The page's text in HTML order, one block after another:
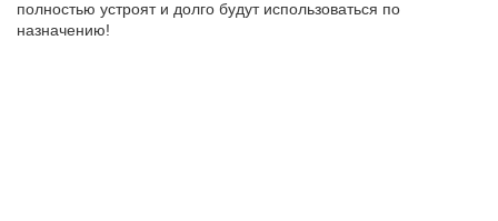
полностью устроят и долго будут использоваться по
назначению!